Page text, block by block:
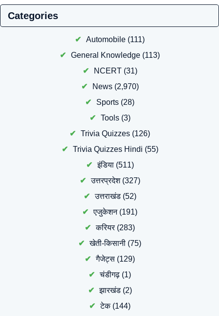
Categories
Automobile (111)
General Knowledge (113)
NCERT(31)
News(2,970)
Sports (28)
Tools(3)
Trivia Quizzes (126)
Trivia Quizzes Hindi (55)
इंडिया(511)
उत्तरप्रदेश(327)
उत्तराखंड(52)
एजुकेशन(191)
करियर(283)
खेती-किसानी (75)
गैजेट्स (129)
चंडीगढ़ (1)
झारखंड(2)
टेक(144)